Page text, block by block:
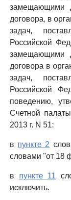
замещающими
договора, в
задач,
Российской
замещающими
договора в
задач,
Российской
поведению,
Счетной
2013 г. N 51:
в пункте 2
словами "от 18
в пункте 11
исключить.